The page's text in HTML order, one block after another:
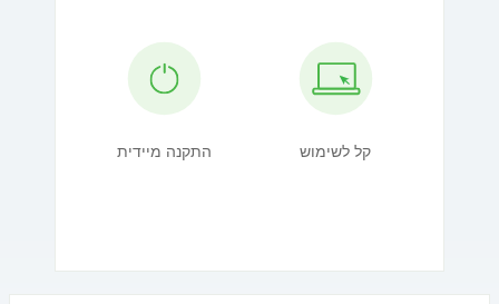
התקנה מיידית קל לשימוש